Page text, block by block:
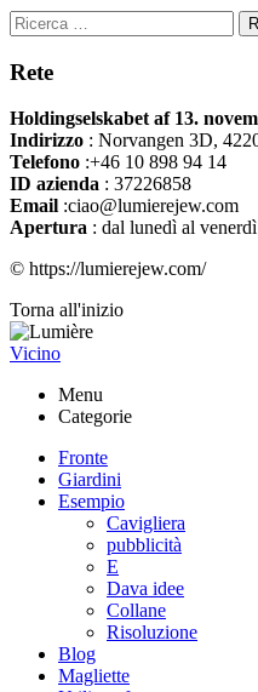
Rete
Holdingselskabet af 13.
Indirizzo : Norvangen 3D,
Telefono :+46 10 898 94 14
ID azienda : 37226858
Email :ciao@lumierejew.com
Apertura : dal lunedì al venerdì
© https://lumierejew.com/
Torna all'inizio
Vicino
Menu
Categorie
Fronte
Giardini
Esempio
Cavigliera
pubblicità
E
Dava idee
Collane
Risoluzione
Blog
Magliette